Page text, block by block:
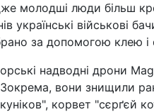
молодші люди більш
українські військові
за допомогою клею і
надводні дрони
вони знищили
корвет "сєрґєй